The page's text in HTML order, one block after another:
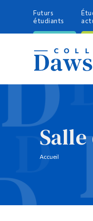
Futurs
étudiants
Accueil